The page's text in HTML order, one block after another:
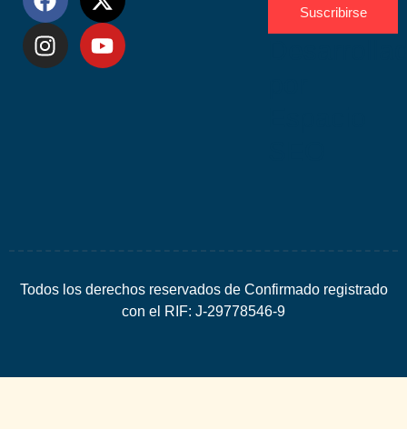
Suscribirse
Todos los derechos reservados de Confirmado registrado
con el RIF: J-29778546-9